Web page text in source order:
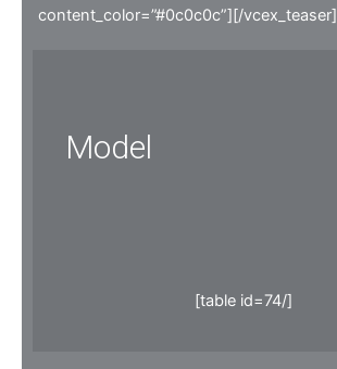
content_color=”#0c0c0c”][/vcex_teaser]
Model
[table id=74/]